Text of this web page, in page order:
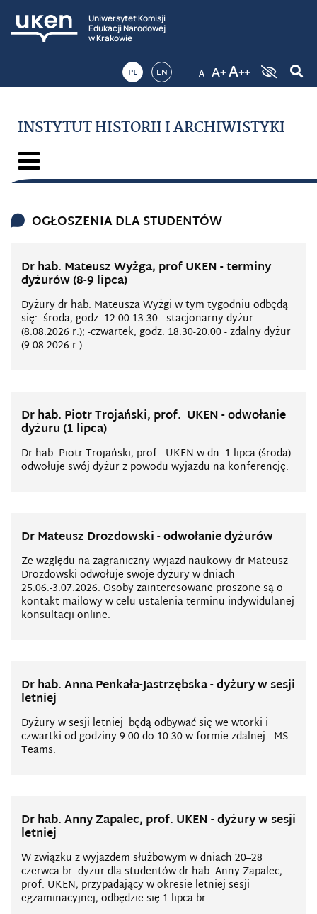
Uniwersytet Komisji
Edukacji Narodowej
w Krakowie
PL EN
INSTYTUT HISTORII I ARCHIWISTYKI
OGŁOSZENIA DLA STUDENTÓW
Dr hab. Mateusz Wyżga, prof UKEN - terminy
dyżurów (8-9 lipca)
Dyżury dr hab. Mateusza Wyżgi w tym tygodniu odbędą
się: -środa, godz. 12.00-13.30 - stacjonarny dyżur
(8.08.2026 r.); -czwartek, godz. 18.30-20.00 - zdalny dyżur
(9.08.2026 r.).
Dr hab. Piotr Trojański, prof. UKEN - odwołanie
dyżuru (1 lipca)
Dr hab. Piotr Trojański, prof. UKEN w dn. 1 lipca (środa)
odwołuje swój dyżur z powodu wyjazdu na konferencję.
Dr Mateusz Drozdowski - odwołanie dyżurów
Ze względu na zagraniczny wyjazd naukowy dr Mateusz
Drozdowski odwołuje swoje dyżury w dniach
25.06.-3.07.2026. Osoby zainteresowane proszone są o
kontakt mailowy w celu ustalenia terminu indywidulanej
konsultacji online.
Dr hab. Anna Penkała-Jastrzębska - dyżury w sesji
letniej
Dyżury w sesji letniej będą odbywać się we wtorki i
czwartki od godziny 9.00 do 10.30 w formie zdalnej - MS
Teams.
Dr hab. Anny Zapalec, prof. UKEN - dyżury w sesji
letniej
W związku z wyjazdem służbowym w dniach 20–28
czerwca br. dyżur dla studentów dr hab. Anny Zapalec,
prof. UKEN, przypadający w okresie letniej sesji
egzaminacyjnej, odbędzie się 1 lipca br....